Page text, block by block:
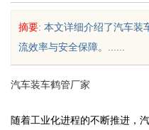
摘要: 本文详细介绍了汽车装
流效率与安全保障。......
汽车装车鹤管厂家
随着工业化进程的不断推进，
主场”：北京商标律
的战略支点